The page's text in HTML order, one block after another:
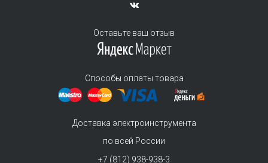
Оставьте ваш отзыв
Способы оплаты товара
Доставка электроинструмента
по всей России
+7 (812) 938-938-3